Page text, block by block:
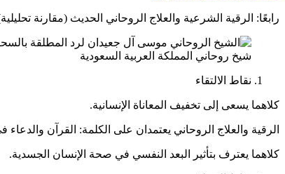
رابعًا: الرقية الشرعية والعلاج الروحاني الحديث (مقارنة
شيخ روحاني المملكة العربية السعودية
نقاط الالتقاء
كلاهما يسعى إلى تخفيف المعاناة الإنسانية.
الرقية والعلاج الروحاني يعتمدان على الكلمة: القرآن والدعاء
كلاهما يعترف بتأثير البعد النفسي في صحة الإنسان الجسدية.